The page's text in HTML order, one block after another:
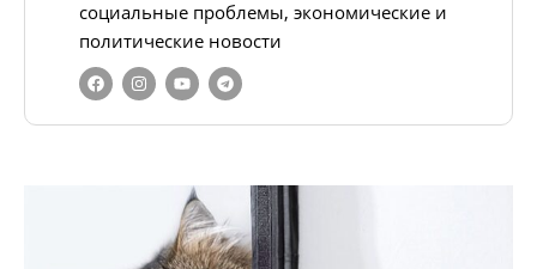
социальные проблемы, экономические и
политические новости